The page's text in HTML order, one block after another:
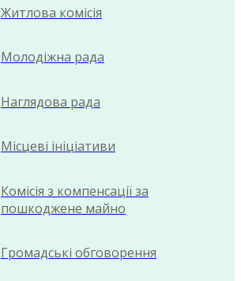
Житлова комісія
Молодіжна рада
Наглядова рада
Місцеві ініціативи
Комісія з компенсації за
пошкоджене майно
Громадські обговорення